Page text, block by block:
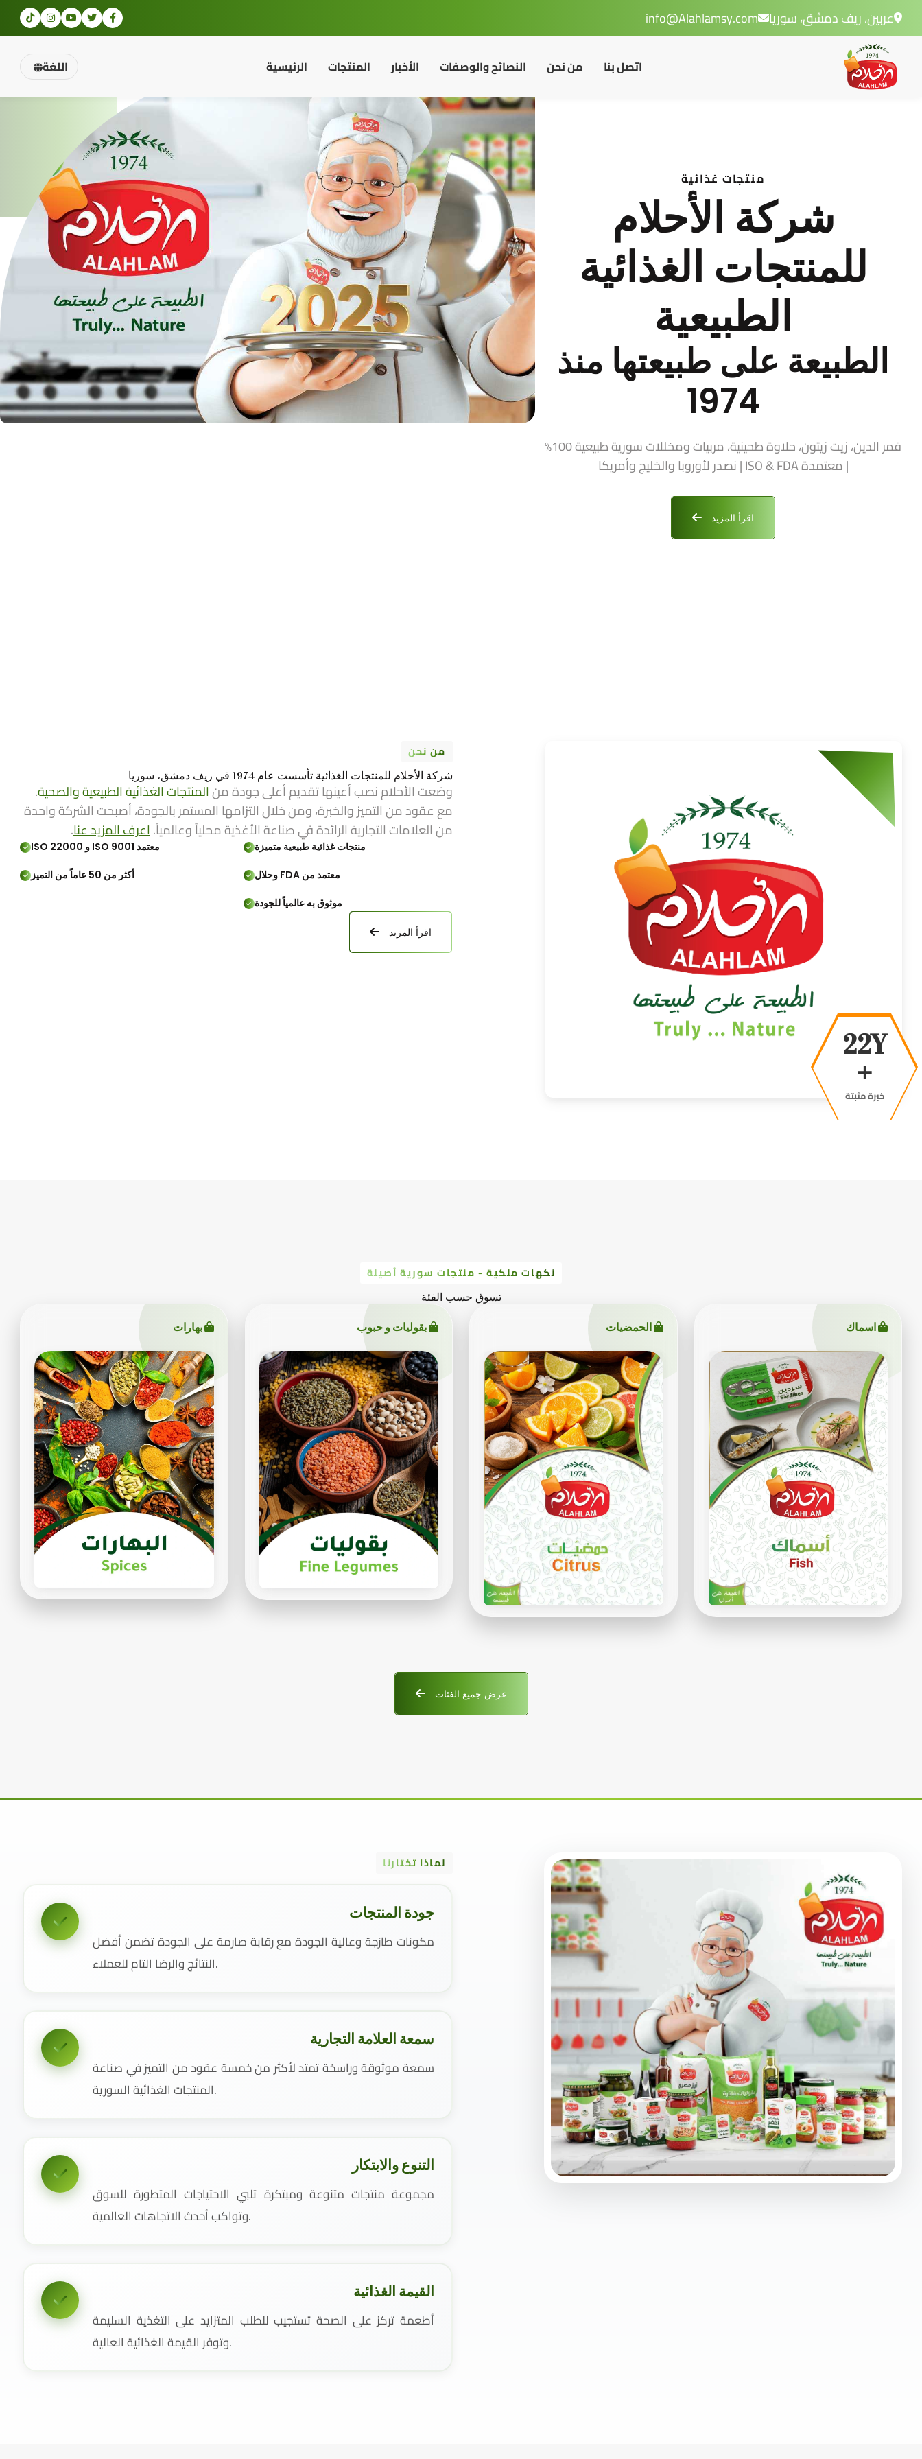
عربين، ريف دمشق، سوريا info@Alahlamsy.com
الرئيسية المنتجات الأخبار النصائح والوصفات من نحن اتصل بنا اللغة
منتجات غذائية
شركة الأحلام
للمنتجات الغذائية
الطبيعية
الطبيعة على طبيعتها منذ
1974
قمر الدين، زيت زيتون، حلاوة طحينية، مربيات ومخللات سورية طبيعية 100%
| معتمدة ISO & FDA | نصدر لأوروبا والخليج وأمريكا
اقرأ المزيد
40Y
+
خبرة مثبتة
من نحن
شركة الأحلام للمنتجات الغذائية تأسست عام 1974 في ريف دمشق، سوريا
وضعت الأحلام نصب أعينها تقديم أعلى جودة منالمنتجات الغذائية الطبيعية والصحية.
مع عقود من التميز والخبرة، ومن خلال التزامها المستمر بالجودة، أصبحت الشركة واحدة
من العلامات التجارية الرائدة في صناعة الأغذية محلياً وعالمياً.اعرف المزيد عنا.
منتجات غذائية طبيعية متميزة معتمد ISO 9001 و ISO 22000
معتمد من FDA وحلال أكثر من 50 عاماً من التميز
موثوق به عالمياً للجودة
اقرأ المزيد
نكهات ملكية - منتجات سورية أصيلة
تسوق حسب الفئة
اسماك الحمضيات بقوليات و حبوب بهارات
عرض جميع الفئات
لماذا تختارنا
جودة المنتجات
مكونات طازجة وعالية الجودة مع رقابة صارمة على الجودة تضمن أفضل
النتائج والرضا التام للعملاء.
سمعة العلامة التجارية
سمعة موثوقة وراسخة تمتد لأكثر من خمسة عقود من التميز في صناعة
المنتجات الغذائية السورية.
التنوع والابتكار
مجموعة منتجات متنوعة ومبتكرة تلبي الاحتياجات المتطورة للسوق
وتواكب أحدث الاتجاهات العالمية.
القيمة الغذائية
أطعمة تركز على الصحة تستجيب للطلب المتزايد على التغذية السليمة
وتوفر القيمة الغذائية العالية.